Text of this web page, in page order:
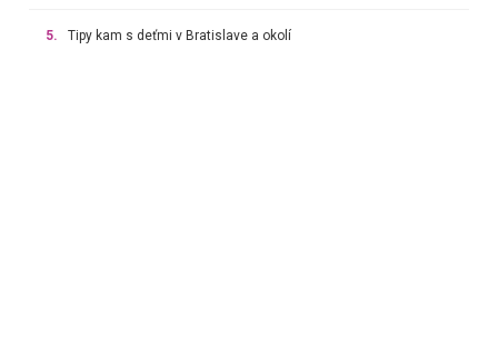
5. Tipy kam s deťmi v Bratislave a okolí